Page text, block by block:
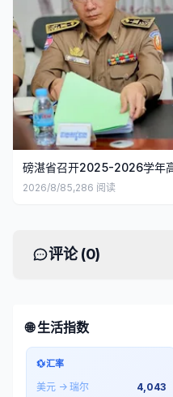
磅湛省召开2025-2026学年
2026/8/85,286 阅读
评论 (0)
🌐 生活指数
💱汇率
美元 → 瑞尔
4,043